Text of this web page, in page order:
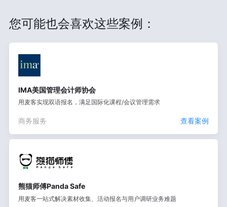
您可能也会喜欢这些案例：
IMA美国管理会计师协会
用麦客实现双语报名，满足国际化课程/会议管理需求
商务服务 查看案例
熊猫师傅Panda Safe
用麦客一站式解决素材收集、活动报名与用户调研业务难题